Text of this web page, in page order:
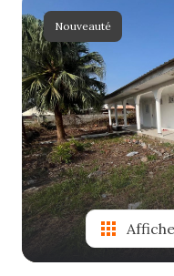
mail
estimation
contact
Nouveauté